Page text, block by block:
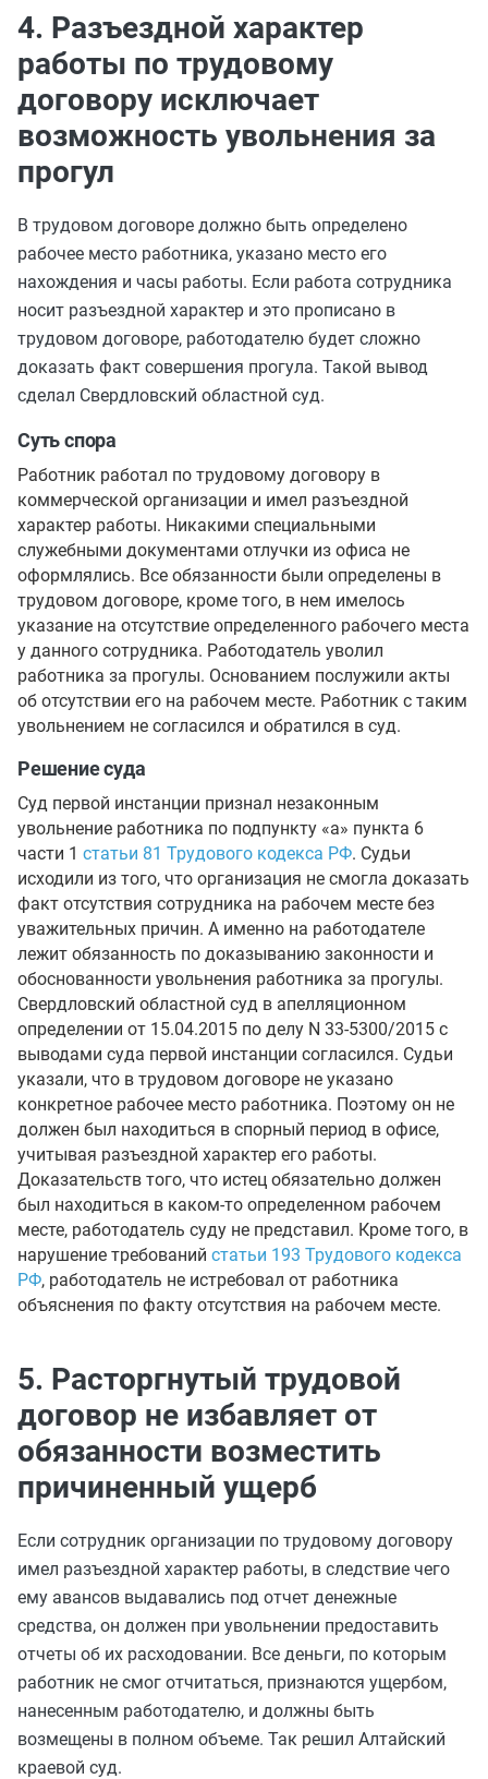
4. Разъездной характер
работы по трудовому
договору исключает
возможность увольнения за
прогул
В трудовом договоре должно быть определено
рабочее место работника, указано место его
нахождения и часы работы. Если работа сотрудника
носит разъездной характер и это прописано в
трудовом договоре, работодателю будет сложно
доказать факт совершения прогула. Такой вывод
сделал Свердловский областной суд.
Суть спора
Работник работал по трудовому договору в
коммерческой организации и имел разъездной
характер работы. Никакими специальными
служебными документами отлучки из офиса не
оформлялись. Все обязанности были определены в
трудовом договоре, кроме того, в нем имелось
указание на отсутствие определенного рабочего места
у данного сотрудника. Работодатель уволил
работника за прогулы. Основанием послужили акты
об отсутствии его на рабочем месте. Работник с таким
увольнением не согласился и обратился в суд.
Решение суда
Суд первой инстанции признал незаконным
увольнение работника по подпункту «а» пункта 6
части 1 статьи 81 Трудового кодекса РФ. Судьи
исходили из того, что организация не смогла доказать
факт отсутствия сотрудника на рабочем месте без
уважительных причин. А именно на работодателе
лежит обязанность по доказыванию законности и
обоснованности увольнения работника за прогулы.
Свердловский областной суд в апелляционном
определении от 15.04.2015 по делу N 33-5300/2015 с
выводами суда первой инстанции согласился. Судьи
указали, что в трудовом договоре не указано
конкретное рабочее место работника. Поэтому он не
должен был находиться в спорный период в офисе,
учитывая разъездной характер его работы.
Доказательств того, что истец обязательно должен
был находиться в каком-то определенном рабочем
месте, работодатель суду не представил. Кроме того, в
нарушение требований статьи 193 Трудового кодекса
РФ, работодатель не истребовал от работника
объяснения по факту отсутствия на рабочем месте.
5. Расторгнутый трудовой
договор не избавляет от
обязанности возместить
причиненный ущерб
Если сотрудник организации по трудовому договору
имел разъездной характер работы, в следствие чего
ему авансов выдавались под отчет денежные
средства, он должен при увольнении предоставить
отчеты об их расходовании. Все деньги, по которым
работник не смог отчитаться, признаются ущербом,
нанесенным работодателю, и должны быть
возмещены в полном объеме. Так решил Алтайский
краевой суд.